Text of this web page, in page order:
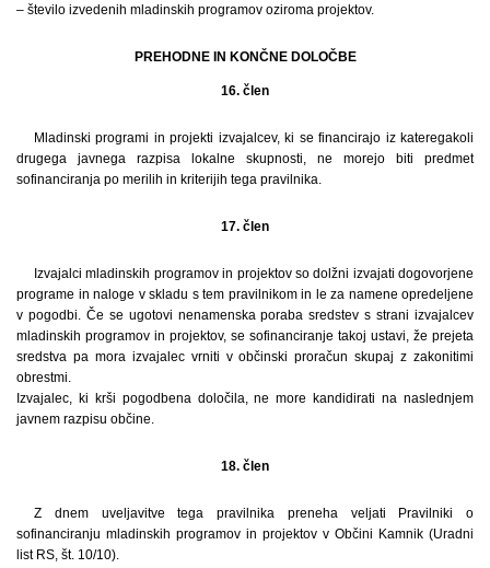
– število izvedenih mladinskih programov oziroma projektov.
PREHODNE IN KONČNE DOLOČBE
16. člen
Mladinski programi in projekti izvajalcev, ki se financirajo iz kateregakoli
drugega javnega razpisa lokalne skupnosti, ne morejo biti predmet
sofinanciranja po merilih in kriterijih tega pravilnika.
17. člen
Izvajalci mladinskih programov in projektov so dolžni izvajati dogovorjene
programe in naloge v skladu s tem pravilnikom in le za namene opredeljene
v pogodbi. Če se ugotovi nenamenska poraba sredstev s strani izvajalcev
mladinskih programov in projektov, se sofinanciranje takoj ustavi, že prejeta
sredstva pa mora izvajalec vrniti v občinski proračun skupaj z zakonitimi
obrestmi.
Izvajalec, ki krši pogodbena določila, ne more kandidirati na naslednjem
javnem razpisu občine.
18. člen
Z dnem uveljavitve tega pravilnika preneha veljati Pravilniki o
sofinanciranju mladinskih programov in projektov v Občini Kamnik (Uradni
list RS, št. 10/10).